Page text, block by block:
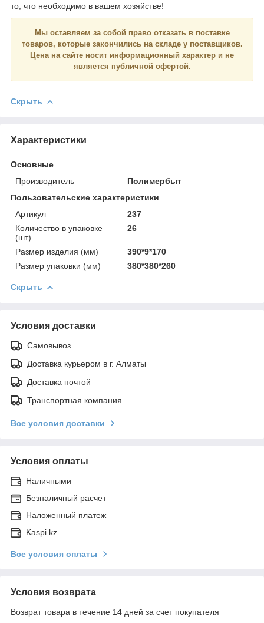
то, что необходимо в вашем хозяйстве!
Мы оставляем за собой право отказать в поставке
товаров, которые закончились на складе у поставщиков.
Цена на сайте носит информационный характер и не
является публичной офертой.
Скрыть
Характеристики
Основные
Производитель
Полимербыт
Пользовательские характеристики
Артикул
237
Количество в упаковке
(шт)
26
Размер изделия (мм)
390*9*170
Размер упаковки (мм)
380*380*260
Скрыть
Условия доставки
Самовывоз
Доставка курьером в г. Алматы
Доставка почтой
Транспортная компания
Все условия доставки
Условия оплаты
Наличными
Безналичный расчет
Наложенный платеж
Kaspi.kz
Все условия оплаты
Условия возврата
Возврат товара в течение 14 дней за счет покупателя